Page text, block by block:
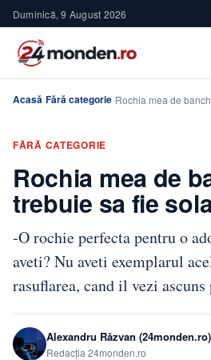
Duminică, 9 August 2026
Acasă›Fără categorie›Rochia mea de
FĂRĂ CATEGORIE
Rochia mea de
trebuie sa fie
-O rochie perfecta pentru o
aveti? Nu aveti exemplarul
rasuflarea, cand il vezi
Alexandru Răzvan (24monden.ro)
Redacția 24monden.ro